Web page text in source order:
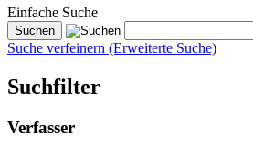
Einfache Suche
Suche verfeinern (Erweiterte Suche)
Suchfilter
Verfasser